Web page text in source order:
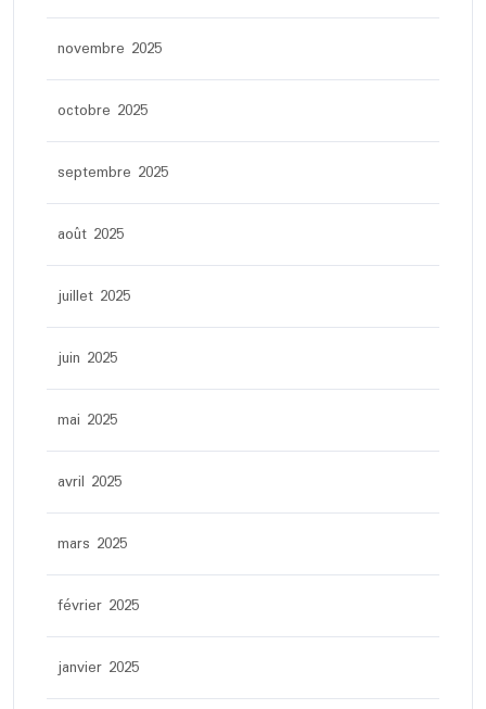
novembre 2025
octobre 2025
septembre 2025
août 2025
juillet 2025
juin 2025
mai 2025
avril 2025
mars 2025
février 2025
janvier 2025